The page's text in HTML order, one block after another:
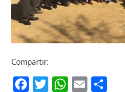
Compartir:
Facebook
TwitterEmail